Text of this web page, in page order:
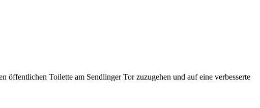
Toilette am Sendlinger Tor zuzugehen und auf eine verbesserte